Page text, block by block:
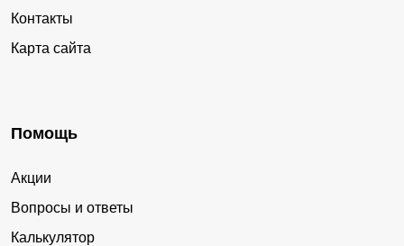
Контакты
Карта сайта
Помощь
Акции
Вопросы и ответы
Калькулятор